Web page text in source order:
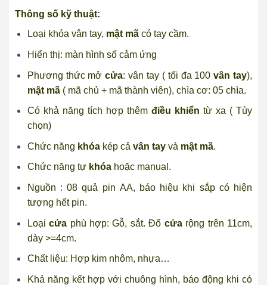
Thông số kỹ thuật:
Loại khóa vân tay, mật mãcó tay cầm.
Hiển thị: màn hình số cảm ứng
Phương thức mởcửa:vân tay ( tối đa 100vân tay),
mật mã ( mã chủ + mã thành viên), chìa cơ: 05 chìa.
Có khả năng tích hợp thêm điều khiển từ xa ( Tùy
chọn)
Chức năng khóakép cả vân tayvà mật mã.
Chức năng tự khóahoặc manual.
Nguồn : 08 quả pin AA, báo hiệu khi sắp có hiện
tượng hết pin.
Loạicửa phù hợp: Gỗ, sắt. Đố cửarộng trên 11cm,
dày >=4cm.
Chất liệu: Hợp kim nhôm, nhựa…
Khả năng kết hợp với chuông hình, báo động khi có